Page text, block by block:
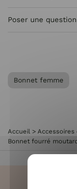
Poser une question
Bonnet femme
Accueil > Accessoires
Bonnet fourré